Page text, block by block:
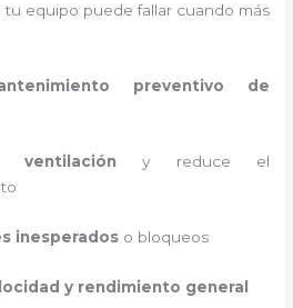
tu equipo puede fallar cuando más
preventivo de
ventilación y reduce el
inesperadoso bloqueos
y rendimiento general